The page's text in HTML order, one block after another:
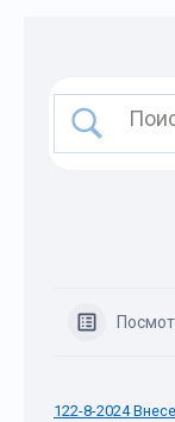
122-8-2024